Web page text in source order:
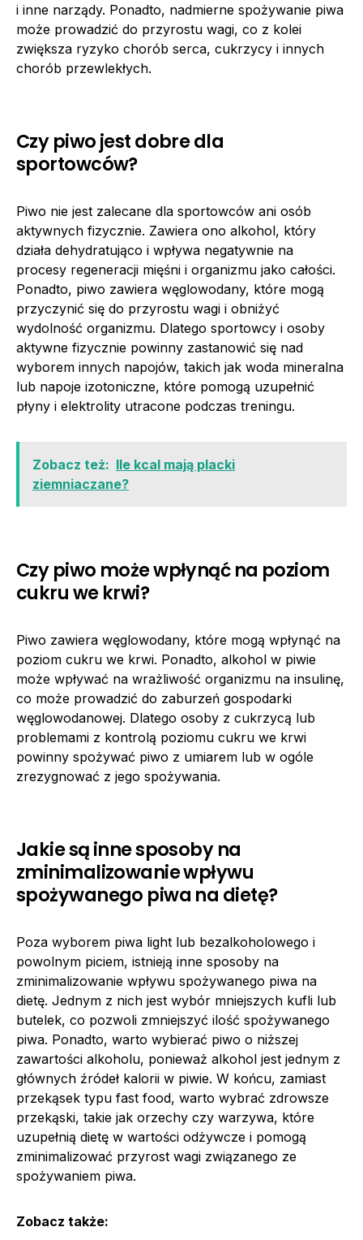
i inne narządy. Ponadto, nadmierne spożywanie piwa
może prowadzić do przyrostu wagi, co z kolei
zwiększa ryzyko chorób serca, cukrzycy i innych
chorób przewlekłych.
Czy piwo jest dobre dla
sportowców?
Piwo nie jest zalecane dla sportowców ani osób
aktywnych fizycznie. Zawiera ono alkohol, który
działa dehydratująco i wpływa negatywnie na
procesy regeneracji mięśni i organizmu jako całości.
Ponadto, piwo zawiera węglowodany, które mogą
przyczynić się do przyrostu wagi i obniżyć
wydolność organizmu. Dlatego sportowcy i osoby
aktywne fizycznie powinny zastanowić się nad
wyborem innych napojów, takich jak woda mineralna
lub napoje izotoniczne, które pomogą uzupełnić
płyny i elektrolity utracone podczas treningu.
Zobacz też: Ile kcal mają placki
ziemniaczane?
Czy piwo może wpłynąć na poziom
cukru we krwi?
Piwo zawiera węglowodany, które mogą wpłynąć na
poziom cukru we krwi. Ponadto, alkohol w piwie
może wpływać na wrażliwość organizmu na insulinę,
co może prowadzić do zaburzeń gospodarki
węglowodanowej. Dlatego osoby z cukrzycą lub
problemami z kontrolą poziomu cukru we krwi
powinny spożywać piwo z umiarem lub w ogóle
zrezygnować z jego spożywania.
Jakie są inne sposoby na
zminimalizowanie wpływu
spożywanego piwa na dietę?
Poza wyborem piwa light lub bezalkoholowego i
powolnym piciem, istnieją inne sposoby na
zminimalizowanie wpływu spożywanego piwa na
dietę. Jednym z nich jest wybór mniejszych kufli lub
butelek, co pozwoli zmniejszyć ilość spożywanego
piwa. Ponadto, warto wybierać piwo o niższej
zawartości alkoholu, ponieważ alkohol jest jednym z
głównych źródeł kalorii w piwie. W końcu, zamiast
przekąsek typu fast food, warto wybrać zdrowsze
przekąski, takie jak orzechy czy warzywa, które
uzupełnią dietę w wartości odżywcze i pomogą
zminimalizować przyrost wagi związanego ze
spożywaniem piwa.
Zobacz także: